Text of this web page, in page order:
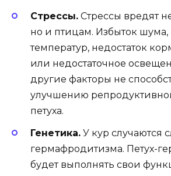
Стрессы. Стрессы вредят
но и птицам. Избыток шума,
температур, недостаток
или недостаточное
другие факторы не
улучшению
петуха.
Генетика. У кур случаются
гермафродитизма. Петух-
будет выполнять свои